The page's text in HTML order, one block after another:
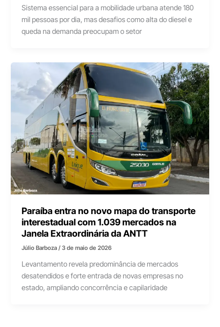
Sistema essencial para a mobilidade urbana atende 180
mil pessoas por dia, mas desafios como alta do diesel e
queda na demanda preocupam o setor
Paraíba entra no novo mapa do transporte
interestadual com 1.039 mercados na
Janela Extraordinária da ANTT
Júlio Barboza/3 de maio de 2026
Levantamento revela predominância de mercados
desatendidos e forte entrada de novas empresas no
estado, ampliando concorrência e capilaridade